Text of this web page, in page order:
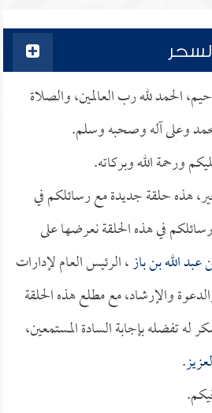
الحمد لله رب العالمين، والصلاة
وعلى آله وصحبه وسلم.
ورحمة الله وبركاته.
هذه حلقة جديدة مع رسائلكم في
في هذه الحلقة نعرضها على
عبد الله بن باز، الرئيس العام لإدارات
والإرشاد، مع مطلع هذه الحلقة
تفضله بإجابة السادة المستمعين،
.